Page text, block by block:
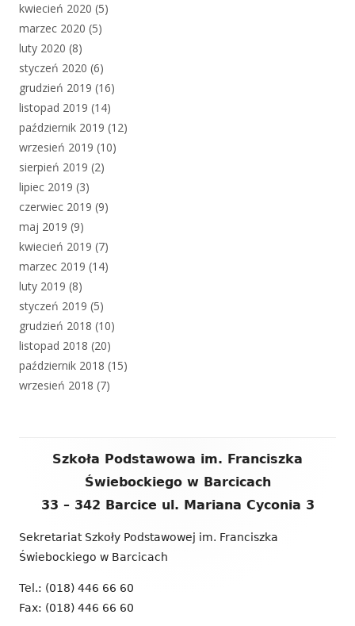
kwiecień 2020 (5)
marzec 2020 (5)
luty 2020 (8)
styczeń 2020 (6)
grudzień 2019 (16)
listopad 2019 (14)
październik 2019 (12)
wrzesień 2019 (10)
sierpień 2019 (2)
lipiec 2019 (3)
czerwiec 2019 (9)
maj 2019 (9)
kwiecień 2019 (7)
marzec 2019 (14)
luty 2019 (8)
styczeń 2019 (5)
grudzień 2018 (10)
listopad 2018 (20)
październik 2018 (15)
wrzesień 2018 (7)
Zawartość
Szkoła Podstawowa im. Franciszka
Świebockiego w Barcicach
33 – 342 Barcice ul. Mariana Cyconia 3
Sekretariat Szkoły Podstawowej im. Franciszka
Świebockiego w Barcicach
Tel.: (018) 446 66 60
Fax: (018) 446 66 60